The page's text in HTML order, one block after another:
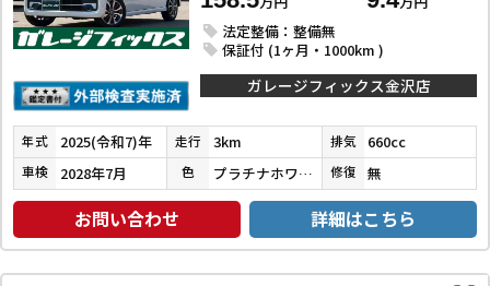
法定整備：整備無
保証付 (1ヶ月・1000km )
ガレージフィックス金沢店
年式 2025(令和7)年 走行 3km 排気 660cc
車検 2028年7月 色 プラチナホワイトパール＋ 修復 無
お問い合わせ 詳細はこちら